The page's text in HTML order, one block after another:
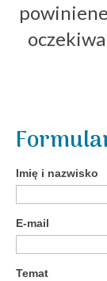
Imię i nazwisko
E-mail
Temat